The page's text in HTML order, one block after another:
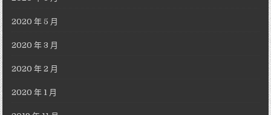
2020 年 5 月
2020 年 3 月
2020 年 2 月
2020 年 1 月